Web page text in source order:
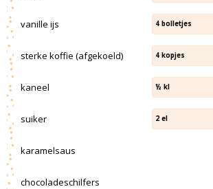
vanille ijs 4 bolletjes
sterke koffie (afgekoeld) 4 kopjes
kaneel ½ kl
suiker 2 el
karamelsaus
chocoladeschilfers